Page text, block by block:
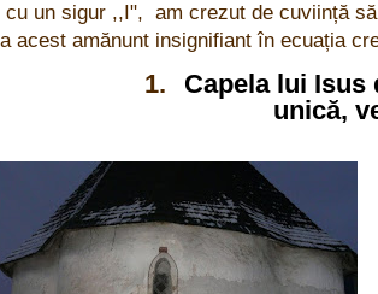
cu un sigur ,,I", am crezut de cuviință
acest amănunt insignifiant în ecuația
1.
Capela lui Isus
unică,